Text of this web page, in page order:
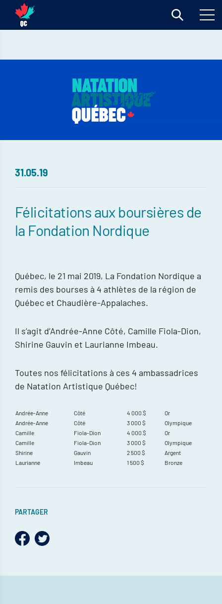
31.05.19
Félicitations aux boursières de
la Fondation Nordique
Québec, le 21 mai 2019, La Fondation Nordique a
remis des bourses à 4 athlètes de la région de
Québec et Chaudière-Appalaches.
Il s’agit d’Andrée-Anne Côté, Camille Fiola-Dion,
Shirine Gauvin et Laurianne Imbeau.
Toutes nos félicitations à ces 4 ambassadrices
de Natation Artistique Québec!
Andrée-Anne Côté 4 000 $
Or
Andrée-Anne
Côté 3 000 $
Olympique
Camille
Fiola-Dion 4 000 $
Or
Camille
Fiola-Dion 3 000 $
Olympique
Shirine
Gauvin 2 500 $
Argent
Laurianne
Imbeau 1 500 $ Bronze
PARTAGER